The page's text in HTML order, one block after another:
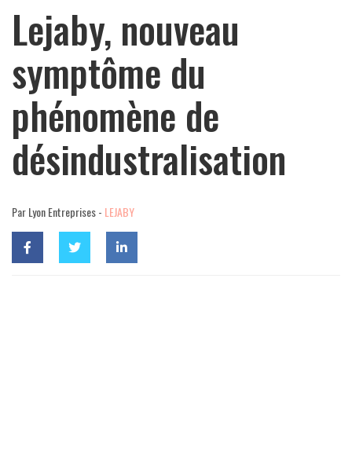
Lejaby, nouveau
symptôme du
phénomène de
désindustralisation
Par Lyon Entreprises - LEJABY